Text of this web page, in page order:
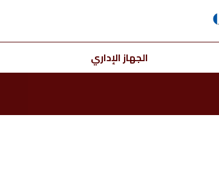
الجهاز الإداري